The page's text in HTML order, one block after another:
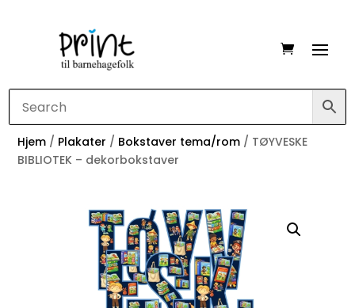
Hjem / Plakater / Bokstaver tema/rom / TØYVESKE
BIBLIOTEK – dekorbokstaver